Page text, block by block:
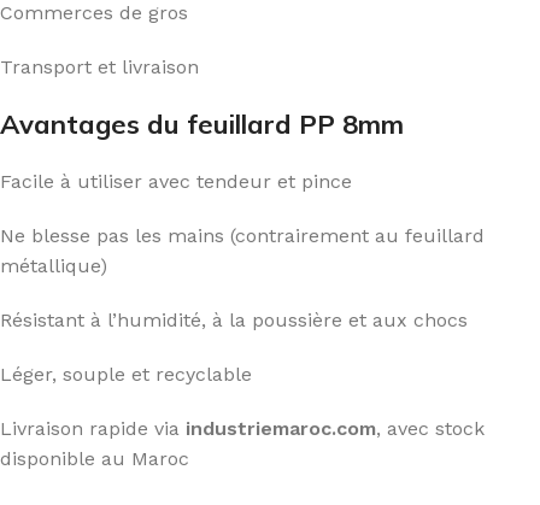
Commerces de gros
Transport et livraison
Avantages du feuillard PP 8mm
Facile à utiliser avec tendeur et pince
Ne blesse pas les mains (contrairement au feuillard
métallique)
Résistant à l’humidité, à la poussière et aux chocs
Léger, souple et recyclable
Livraison rapide via industriemaroc.com, avec stock
disponible au Maroc